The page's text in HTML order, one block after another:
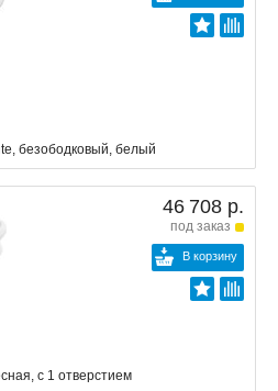
безободковый, белый
46 708 р.
под заказ
В корзину
с 1 отверстием